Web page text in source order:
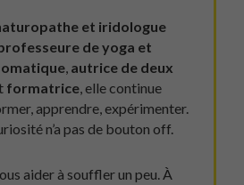
et iridologue
de yoga et
, autrice de deux
formatrice, elle continue
apprendre, expérimenter.
n’a pas de bouton off.
aider à souffler un peu. À